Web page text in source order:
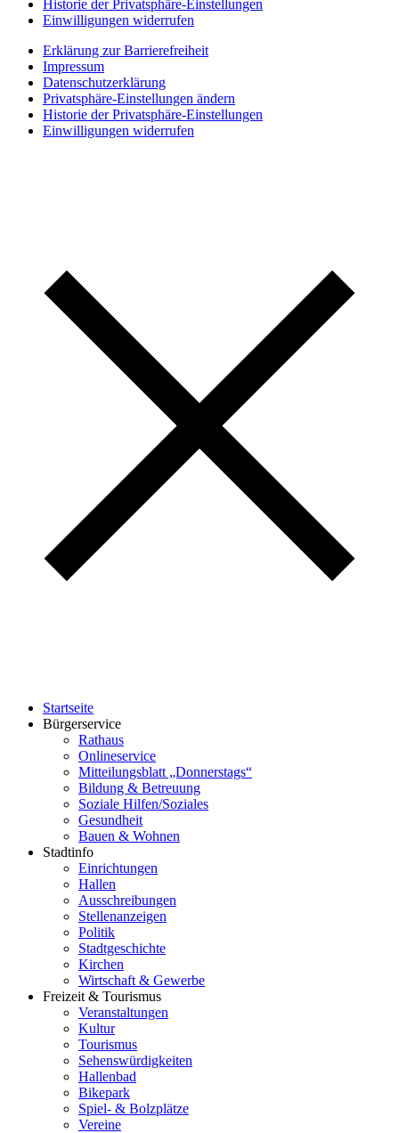
Historie der Privatsphäre-Einstellungen
Einwilligungen widerrufen
Erklärung zur Barrierefreiheit
Impressum
Datenschutzerklärung
Privatsphäre-Einstellungen ändern
Historie der Privatsphäre-Einstellungen
Einwilligungen widerrufen
Startseite
Bürgerservice
Rathaus
Onlineservice
Mitteilungsblatt „Donnerstags“
Bildung & Betreuung
Soziale Hilfen/Soziales
Gesundheit
Bauen & Wohnen
Stadtinfo
Einrichtungen
Hallen
Ausschreibungen
Stellenanzeigen
Politik
Stadtgeschichte
Kirchen
Wirtschaft & Gewerbe
Freizeit & Tourismus
Veranstaltungen
Kultur
Tourismus
Sehenswürdigkeiten
Hallenbad
Bikepark
Spiel- & Bolzplätze
Vereine